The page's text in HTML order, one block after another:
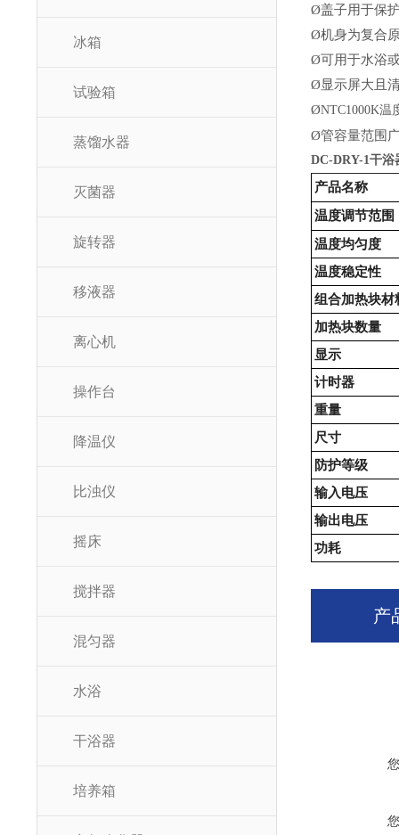
冰箱
试验箱
蒸馏水器
灭菌器
旋转器
移液器
离心机
操作台
降温仪
比浊仪
摇床
搅拌器
混匀器
水浴
干浴器
培养箱
Ø盖子用于保
Ø机身为复合
Ø可用于水浴
Ø显示屏大且
ØNTC1000K温
Ø管容量范围
DC-DRY-1干浴
产品名称
温度调节范围
温度均匀度
温度稳定性
组合加热块材
加热块数量
显示
计时器
重量
尺寸
防护等级
输入电压
输出电压
功耗
产